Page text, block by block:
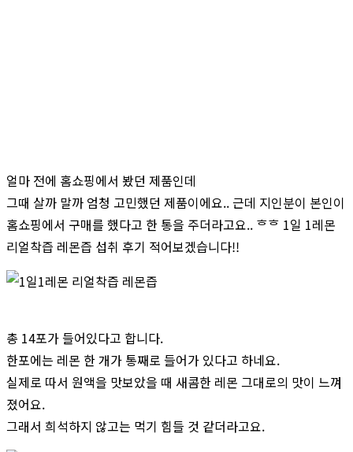
얼마 전에 홈쇼핑에서 봤던 제품인데
그때 살까 말까 엄청 고민했던 제품이에요.. 근데 지인분이 본인이
홈쇼핑에서 구매를 했다고 한 통을 주더라고요.. ᄒᄒ 1일 1레몬
리얼착즙 레몬즙 섭취 후기 적어보겠습니다!!
총 14포가 들어있다고 합니다.
한포에는 레몬 한 개가 통째로 들어가 있다고 하네요.
실제로 따서 원액을 맛보았을 때 새콤한 레몬 그대로의 맛이 느껴
졌어요.
그래서 희석하지 않고는 먹기 힘들 것 같더라고요.